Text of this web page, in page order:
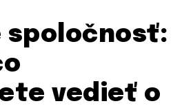
spoločnosť:
vedieť o